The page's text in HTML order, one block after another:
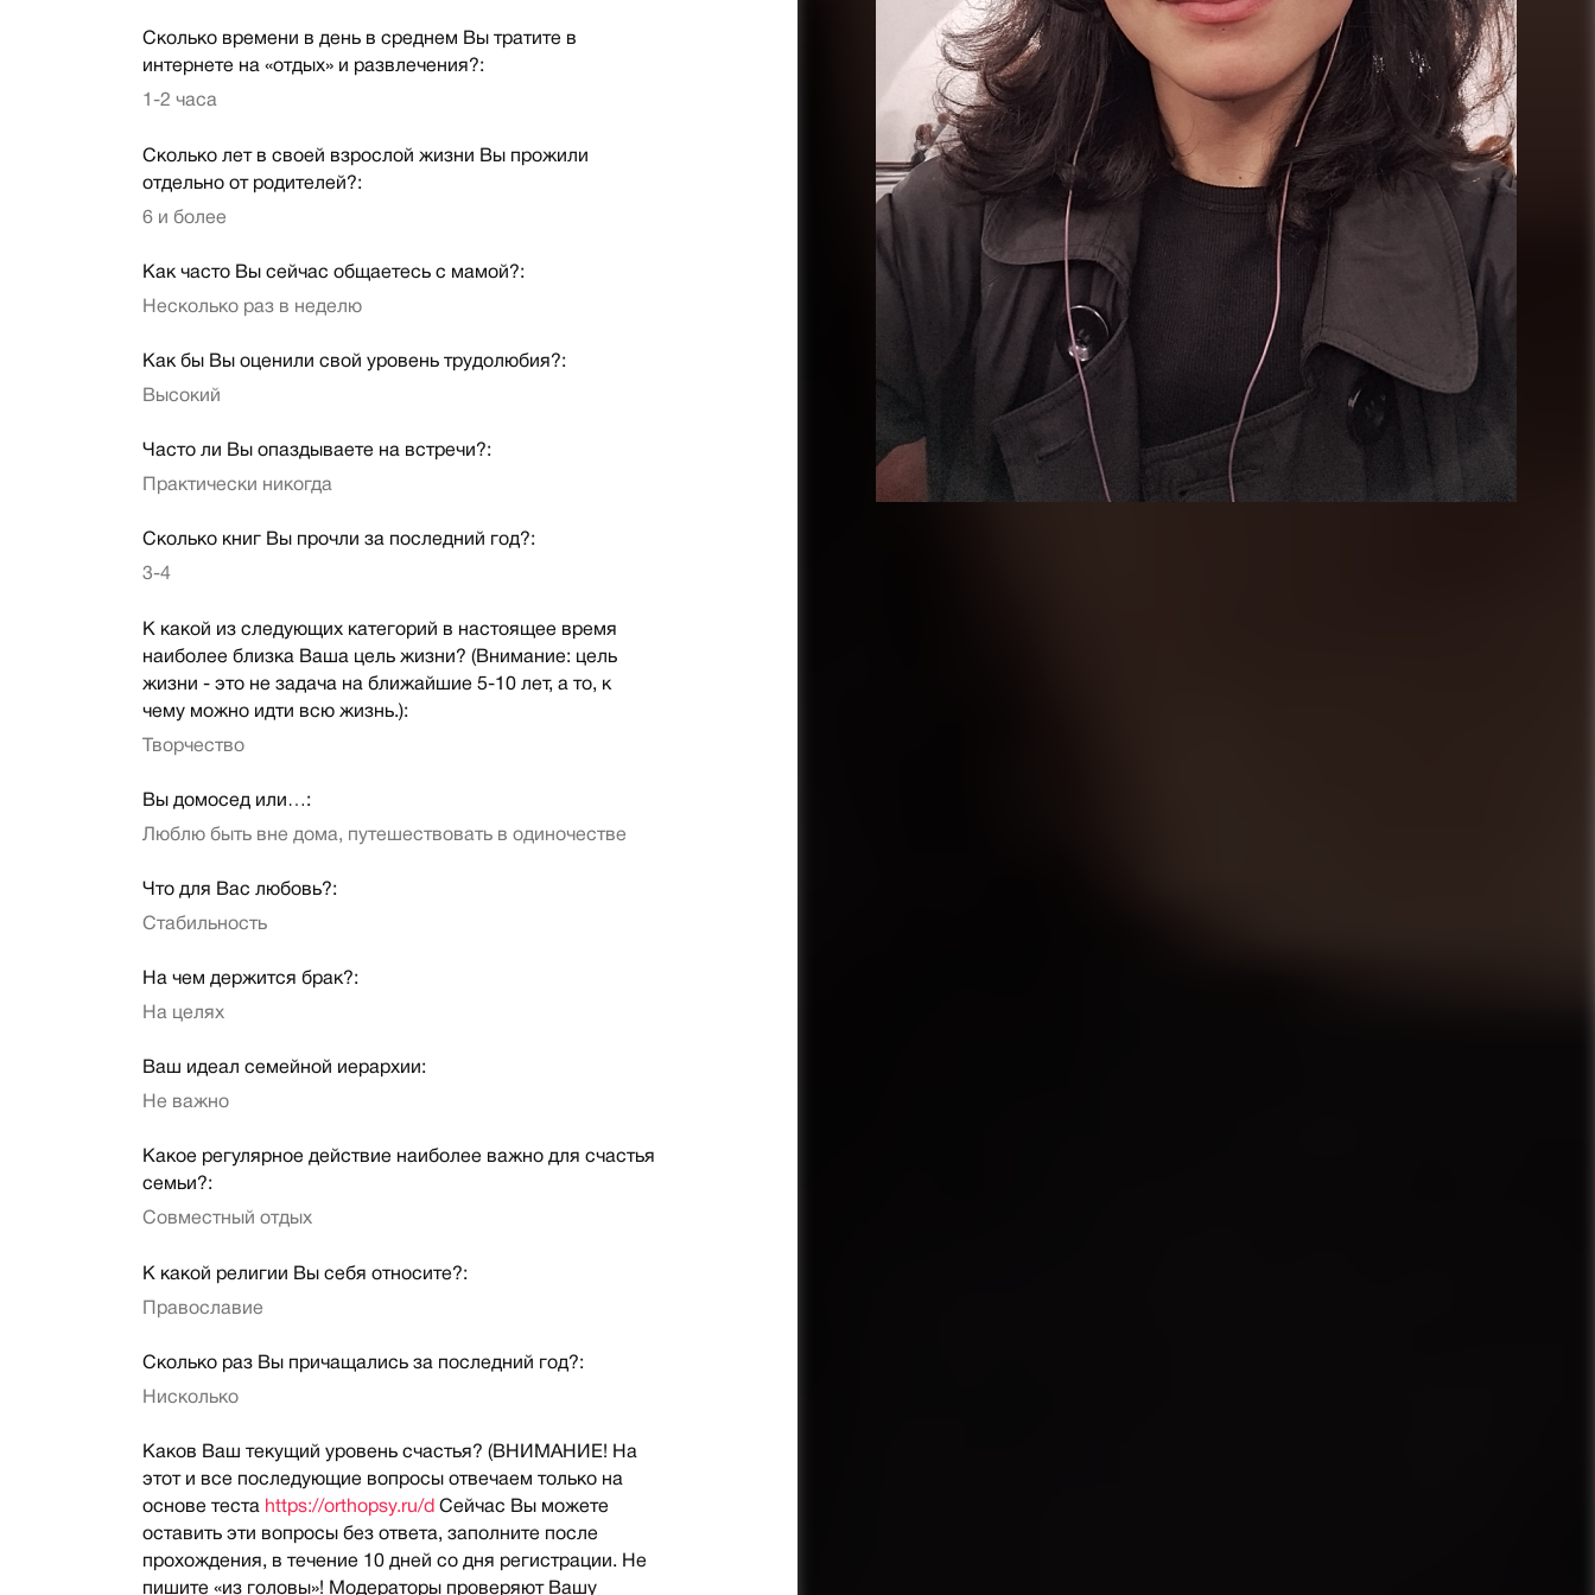
Сколько времени в день в среднем Вы тратите в
интернете на «отдых» и развлечения?:
1-2 часа
Сколько лет в своей взрослой жизни Вы прожили
отдельно от родителей?:
6 и более
Как часто Вы сейчас общаетесь с мамой?:
Несколько раз в неделю
Как бы Вы оценили свой уровень трудолюбия?:
Высокий
Часто ли Вы опаздываете на встречи?:
Практически никогда
Сколько книг Вы прочли за последний год?:
3-4
К какой из следующих категорий в настоящее время
наиболее близка Ваша цель жизни? (Внимание: цель
жизни - это не задача на ближайшие 5-10 лет, а то, к
чему можно идти всю жизнь.):
Творчество
Вы домосед или…:
Люблю быть вне дома, путешествовать в одиночестве
Что для Вас любовь?:
Стабильность
На чем держится брак?:
На целях
Ваш идеал семейной иерархии:
Не важно
Какое регулярное действие наиболее важно для счастья
семьи?:
Совместный отдых
К какой религии Вы себя относите?:
Православие
Сколько раз Вы причащались за последний год?:
Нисколько
Каков Ваш текущий уровень счастья? (ВНИМАНИЕ! На
этот и все последующие вопросы отвечаем только на
основе теста https://orthopsy.ru/d Сейчас Вы можете
оставить эти вопросы без ответа, заполните после
прохождения, в течение 10 дней со дня регистрации. Не
пишите «из головы»! Модераторы проверяют Вашу